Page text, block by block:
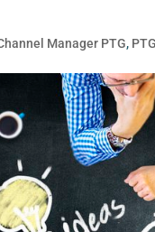
Manager PTG, PTG